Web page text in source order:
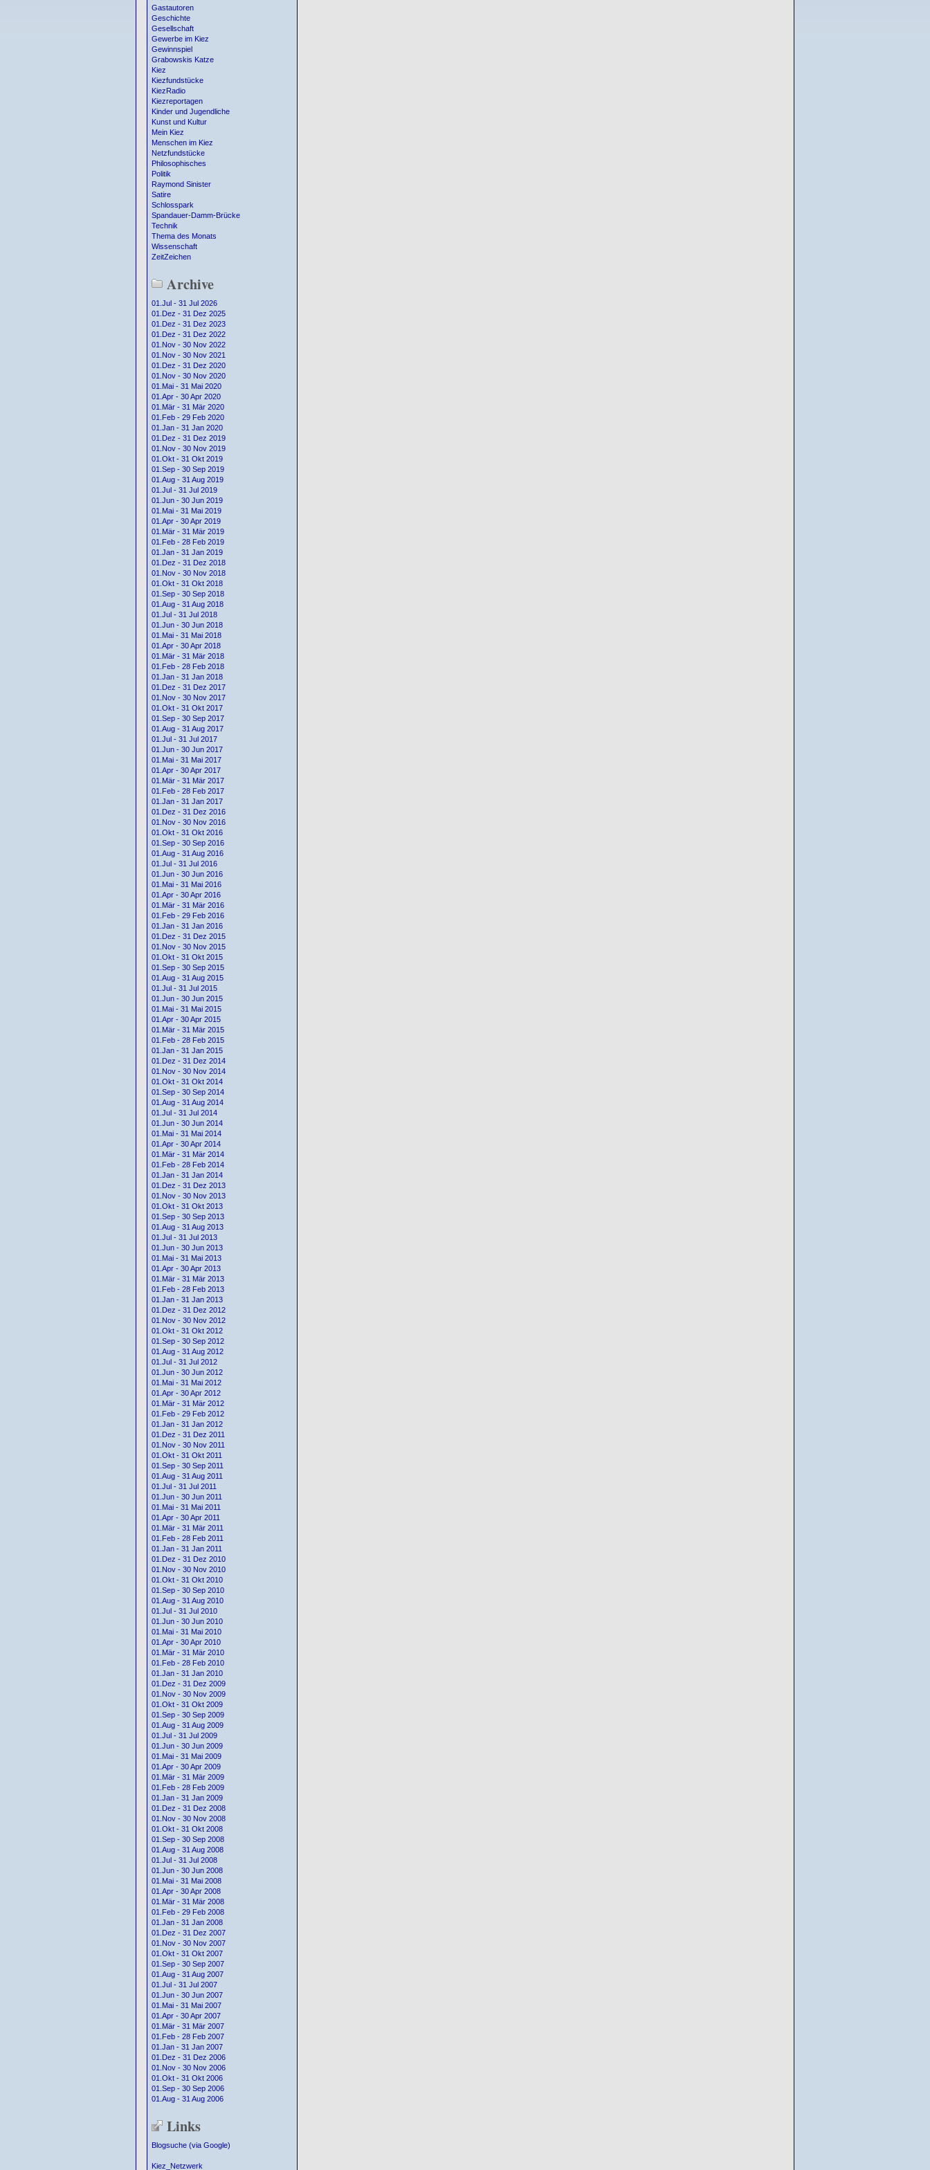
Gastautoren
Geschichte
Gesellschaft
Gewerbe im Kiez
Gewinnspiel
Grabowskis Katze
Kiez
Kiezfundstücke
KiezRadio
Kiezreportagen
Kinder und Jugendliche
Kunst und Kultur
Mein Kiez
Menschen im Kiez
Netzfundstücke
Philosophisches
Politik
Raymond Sinister
Satire
Schlosspark
Spandauer-Damm-Brücke
Technik
Thema des Monats
Wissenschaft
ZeitZeichen
Archive
01.Jul - 31 Jul 2026
01.Dez - 31 Dez 2025
01.Dez - 31 Dez 2023
01.Dez - 31 Dez 2022
01.Nov - 30 Nov 2022
01.Nov - 30 Nov 2021
01.Dez - 31 Dez 2020
01.Nov - 30 Nov 2020
01.Mai - 31 Mai 2020
01.Apr - 30 Apr 2020
01.Mär - 31 Mär 2020
01.Feb - 29 Feb 2020
01.Jan - 31 Jan 2020
01.Dez - 31 Dez 2019
01.Nov - 30 Nov 2019
01.Okt - 31 Okt 2019
01.Sep - 30 Sep 2019
01.Aug - 31 Aug 2019
01.Jul - 31 Jul 2019
01.Jun - 30 Jun 2019
01.Mai - 31 Mai 2019
01.Apr - 30 Apr 2019
01.Mär - 31 Mär 2019
01.Feb - 28 Feb 2019
01.Jan - 31 Jan 2019
01.Dez - 31 Dez 2018
01.Nov - 30 Nov 2018
01.Okt - 31 Okt 2018
01.Sep - 30 Sep 2018
01.Aug - 31 Aug 2018
01.Jul - 31 Jul 2018
01.Jun - 30 Jun 2018
01.Mai - 31 Mai 2018
01.Apr - 30 Apr 2018
01.Mär - 31 Mär 2018
01.Feb - 28 Feb 2018
01.Jan - 31 Jan 2018
01.Dez - 31 Dez 2017
01.Nov - 30 Nov 2017
01.Okt - 31 Okt 2017
01.Sep - 30 Sep 2017
01.Aug - 31 Aug 2017
01.Jul - 31 Jul 2017
01.Jun - 30 Jun 2017
01.Mai - 31 Mai 2017
01.Apr - 30 Apr 2017
01.Mär - 31 Mär 2017
01.Feb - 28 Feb 2017
01.Jan - 31 Jan 2017
01.Dez - 31 Dez 2016
01.Nov - 30 Nov 2016
01.Okt - 31 Okt 2016
01.Sep - 30 Sep 2016
01.Aug - 31 Aug 2016
01.Jul - 31 Jul 2016
01.Jun - 30 Jun 2016
01.Mai - 31 Mai 2016
01.Apr - 30 Apr 2016
01.Mär - 31 Mär 2016
01.Feb - 29 Feb 2016
01.Jan - 31 Jan 2016
01.Dez - 31 Dez 2015
01.Nov - 30 Nov 2015
01.Okt - 31 Okt 2015
01.Sep - 30 Sep 2015
01.Aug - 31 Aug 2015
01.Jul - 31 Jul 2015
01.Jun - 30 Jun 2015
01.Mai - 31 Mai 2015
01.Apr - 30 Apr 2015
01.Mär - 31 Mär 2015
01.Feb - 28 Feb 2015
01.Jan - 31 Jan 2015
01.Dez - 31 Dez 2014
01.Nov - 30 Nov 2014
01.Okt - 31 Okt 2014
01.Sep - 30 Sep 2014
01.Aug - 31 Aug 2014
01.Jul - 31 Jul 2014
01.Jun - 30 Jun 2014
01.Mai - 31 Mai 2014
01.Apr - 30 Apr 2014
01.Mär - 31 Mär 2014
01.Feb - 28 Feb 2014
01.Jan - 31 Jan 2014
01.Dez - 31 Dez 2013
01.Nov - 30 Nov 2013
01.Okt - 31 Okt 2013
01.Sep - 30 Sep 2013
01.Aug - 31 Aug 2013
01.Jul - 31 Jul 2013
01.Jun - 30 Jun 2013
01.Mai - 31 Mai 2013
01.Apr - 30 Apr 2013
01.Mär - 31 Mär 2013
01.Feb - 28 Feb 2013
01.Jan - 31 Jan 2013
01.Dez - 31 Dez 2012
01.Nov - 30 Nov 2012
01.Okt - 31 Okt 2012
01.Sep - 30 Sep 2012
01.Aug - 31 Aug 2012
01.Jul - 31 Jul 2012
01.Jun - 30 Jun 2012
01.Mai - 31 Mai 2012
01.Apr - 30 Apr 2012
01.Mär - 31 Mär 2012
01.Feb - 29 Feb 2012
01.Jan - 31 Jan 2012
01.Dez - 31 Dez 2011
01.Nov - 30 Nov 2011
01.Okt - 31 Okt 2011
01.Sep - 30 Sep 2011
01.Aug - 31 Aug 2011
01.Jul - 31 Jul 2011
01.Jun - 30 Jun 2011
01.Mai - 31 Mai 2011
01.Apr - 30 Apr 2011
01.Mär - 31 Mär 2011
01.Feb - 28 Feb 2011
01.Jan - 31 Jan 2011
01.Dez - 31 Dez 2010
01.Nov - 30 Nov 2010
01.Okt - 31 Okt 2010
01.Sep - 30 Sep 2010
01.Aug - 31 Aug 2010
01.Jul - 31 Jul 2010
01.Jun - 30 Jun 2010
01.Mai - 31 Mai 2010
01.Apr - 30 Apr 2010
01.Mär - 31 Mär 2010
01.Feb - 28 Feb 2010
01.Jan - 31 Jan 2010
01.Dez - 31 Dez 2009
01.Nov - 30 Nov 2009
01.Okt - 31 Okt 2009
01.Sep - 30 Sep 2009
01.Aug - 31 Aug 2009
01.Jul - 31 Jul 2009
01.Jun - 30 Jun 2009
01.Mai - 31 Mai 2009
01.Apr - 30 Apr 2009
01.Mär - 31 Mär 2009
01.Feb - 28 Feb 2009
01.Jan - 31 Jan 2009
01.Dez - 31 Dez 2008
01.Nov - 30 Nov 2008
01.Okt - 31 Okt 2008
01.Sep - 30 Sep 2008
01.Aug - 31 Aug 2008
01.Jul - 31 Jul 2008
01.Jun - 30 Jun 2008
01.Mai - 31 Mai 2008
01.Apr - 30 Apr 2008
01.Mär - 31 Mär 2008
01.Feb - 29 Feb 2008
01.Jan - 31 Jan 2008
01.Dez - 31 Dez 2007
01.Nov - 30 Nov 2007
01.Okt - 31 Okt 2007
01.Sep - 30 Sep 2007
01.Aug - 31 Aug 2007
01.Jul - 31 Jul 2007
01.Jun - 30 Jun 2007
01.Mai - 31 Mai 2007
01.Apr - 30 Apr 2007
01.Mär - 31 Mär 2007
01.Feb - 28 Feb 2007
01.Jan - 31 Jan 2007
01.Dez - 31 Dez 2006
01.Nov - 30 Nov 2006
01.Okt - 31 Okt 2006
01.Sep - 30 Sep 2006
01.Aug - 31 Aug 2006
Links
Blogsuche (via Google)
Kiez_Netzwerk